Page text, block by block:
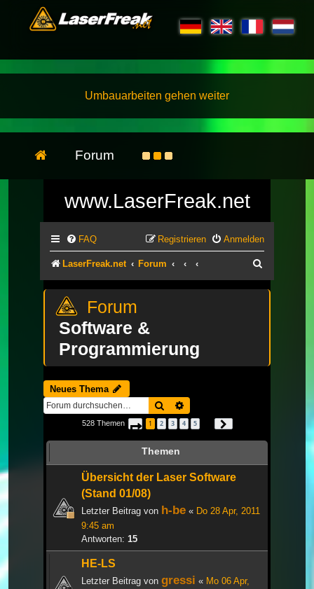
Umbauarbeiten gehen weiter
Forum
www.LaserFreak.net
FAQ Anmelden
Registrieren
LaserFreak.net Forum
Software &
Programmierung
Neues Thema
Suche
528 Themen Seite 1von 18
1 2 3 4 5
Themen
Übersicht der Laser Software
(Stand 01/08)
Letzter Beitrag von h-be « Do 28 Apr, 2011
9:45 am
Antworten: 15
HE-LS
Letzter Beitrag von gressi « Mo 06 Apr,